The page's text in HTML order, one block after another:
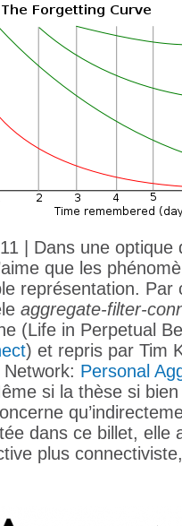
| Dans une optique
que les
représentation. Par
aggregate-filter-
(Life in Perpetual
) et repris par Tim
Personal
si la thèse si
dans ce billet, elle
plus